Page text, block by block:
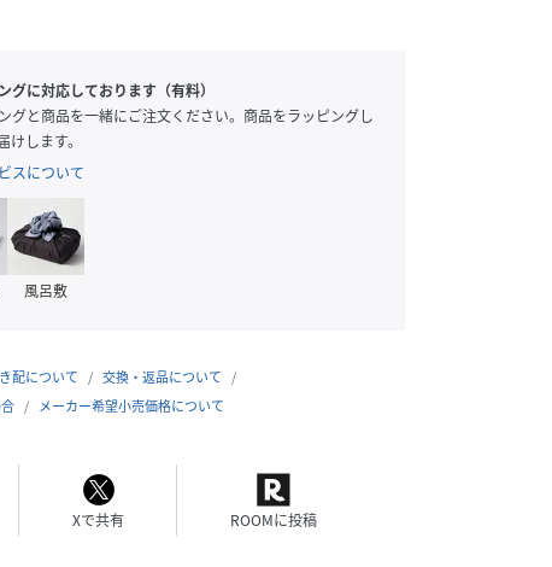
グに対応しております（有料）
グと商品を一緒にご注文ください。商品をラッピングし
します。
スについて
風呂敷
配について
交換・返品について
メーカー希望小売価格について
Xで共有 ROOMに投稿